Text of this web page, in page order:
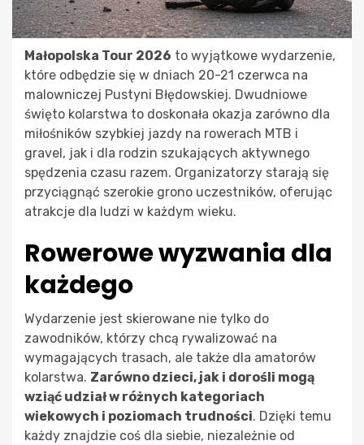
Małopolska Tour 2026 to wyjątkowe wydarzenie,
które odbędzie się w dniach 20-21 czerwca na
malowniczej Pustyni Błędowskiej. Dwudniowe
święto kolarstwa to doskonała okazja zarówno dla
miłośników szybkiej jazdy na rowerach MTB i
gravel, jak i dla rodzin szukających aktywnego
spędzenia czasu razem. Organizatorzy starają się
przyciągnąć szerokie grono uczestników, oferując
atrakcje dla ludzi w każdym wieku.
Rowerowe wyzwania dla
każdego
Wydarzenie jest skierowane nie tylko do
zawodników, którzy chcą rywalizować na
wymagających trasach, ale także dla amatorów
kolarstwa. Zarówno dzieci, jak i dorośli mogą
wziąć udział w różnych kategoriach
wiekowych i poziomach trudności. Dzięki temu
każdy znajdzie coś dla siebie, niezależnie od